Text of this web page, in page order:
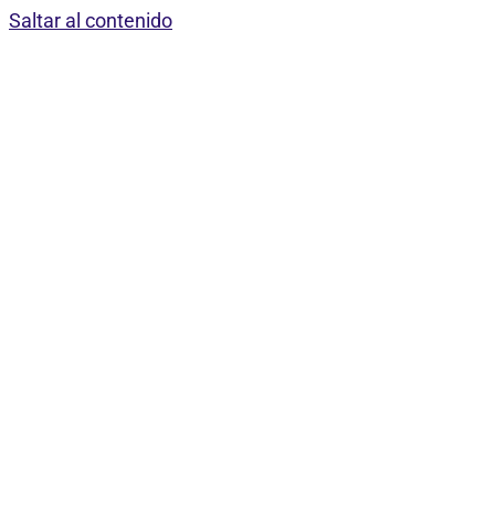
Saltar al contenido